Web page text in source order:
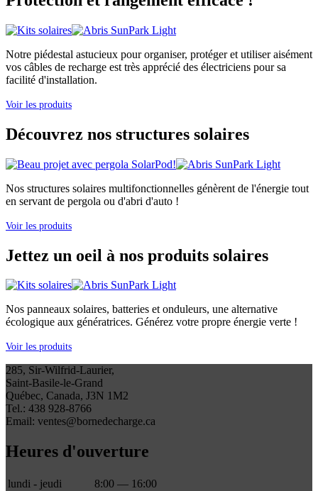
Notre piédestal astucieux pour organiser, protéger et utiliser aisément
vos câbles de recharge est très apprécié des électriciens pour sa
facilité d'installation.
Voir les produits
Découvrez nos structures solaires
Nos structures solaires multifonctionnelles génèrent de l'énergie tout
en servant de pergola ou d'abri d'auto !
Voir les produits
Jettez un oeil à nos produits solaires
Nos panneaux solaires, batteries et onduleurs, une alternative
écologique aux génératrices. Générez votre propre énergie verte !
Voir les produits
285, Sir-Wilfrid-Laurier,
Saint-Basile-le-Grand
Québec, Canada, J3N 1M2
Tel.: 438 928-8766
Email: ventes@bornedecharge.ca
Heures d'ouverture
lundi - jeudi
8:00 — 16:00